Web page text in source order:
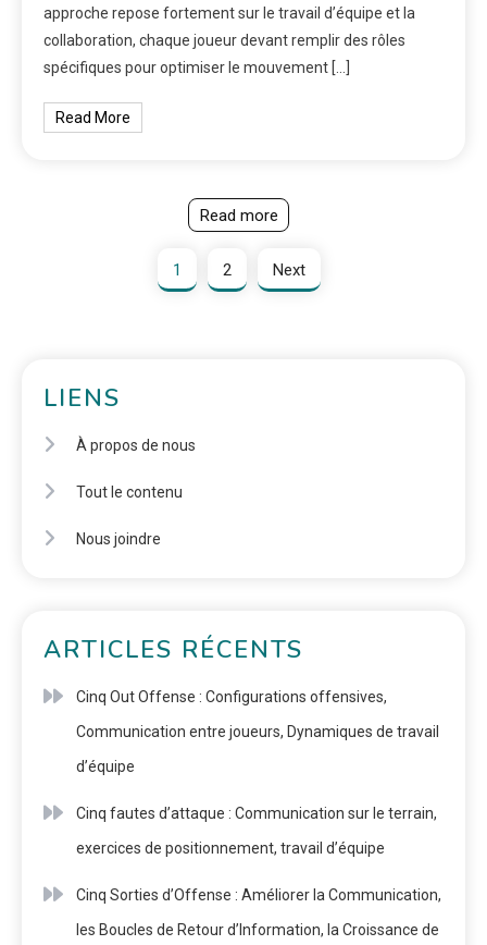
approche repose fortement sur le travail d’équipe et la
collaboration, chaque joueur devant remplir des rôles
spécifiques pour optimiser le mouvement […]
Read More
Read more
1 2 Next
LIENS
À propos de nous
Tout le contenu
Nous joindre
ARTICLES RÉCENTS
Cinq Out Offense : Configurations offensives,
Communication entre joueurs, Dynamiques de travail
d’équipe
Cinq fautes d’attaque : Communication sur le terrain,
exercices de positionnement, travail d’équipe
Cinq Sorties d’Offense : Améliorer la Communication,
les Boucles de Retour d’Information, la Croissance de